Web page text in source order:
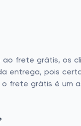
frete grátis, os
entrega, pois
frete grátis é um